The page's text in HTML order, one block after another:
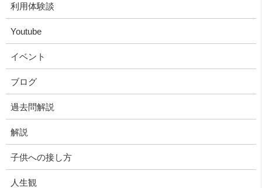
利用体験談
Youtube
イベント
ブログ
過去問解説
解説
子供への接し方
人生観